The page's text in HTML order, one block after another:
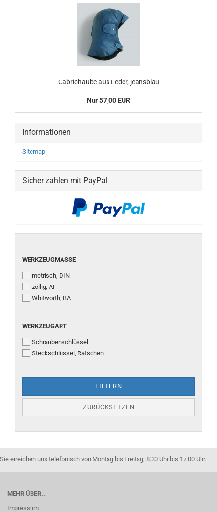
Cabriohaube aus Leder, jeansblau
Nur 57,00 EUR
Informationen
Sitemap
Sicher zahlen mit PayPal
WERKZEUGMASSE
WERKZEUGMASSE
metrisch, DIN
zöllig, AF
Whitworth, BA
WERKZEUGART
WERKZEUGART
Schraubenschlüssel
Steckschlüssel, Ratschen
FILTERN
ZURÜCKSETZEN
Sie erreichen uns telefonisch von Montag bis Freitag, 8:30 Uhr bis 17:00 Uhr.
MEHR ÜBER...
Impressum